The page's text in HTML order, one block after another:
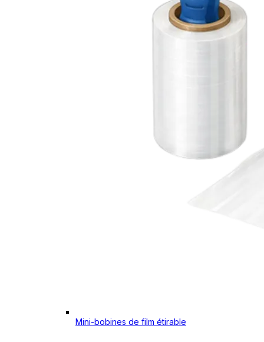
Mini-bobines de film étirable